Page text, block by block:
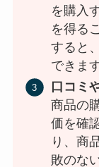
を購入
を得る
すると
できます
口コミ
商品の
価を確
り、商
敗のな